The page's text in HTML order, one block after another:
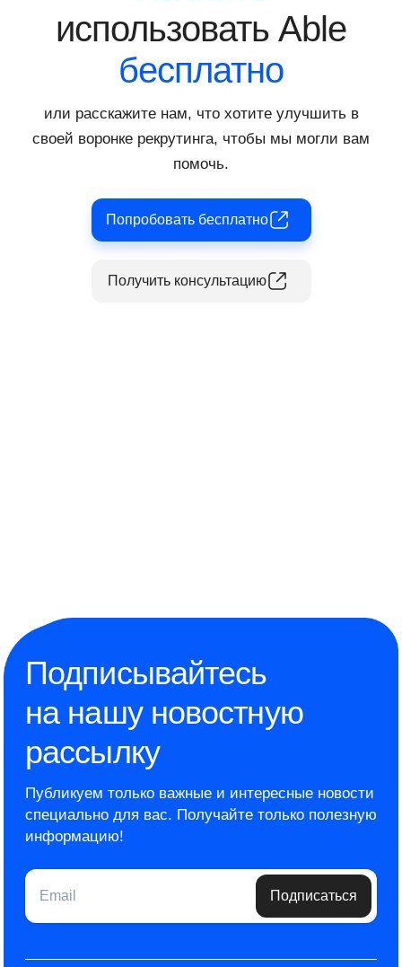
использовать Able
бесплатно
или расскажите нам, что хотите улучшить в
своей воронке рекрутинга, чтобы мы могли вам
помочь.
Попробовать бесплатно
Получить консультацию
Подписывайтесь
на нашу новостную
рассылку
Публикуем только важные и интересные новости
специально для вас. Получайте только полезную
информацию!
Email Подписаться